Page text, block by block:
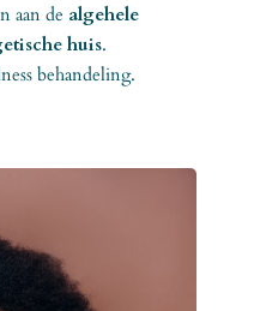
aan de algehele
huis.
behandeling.